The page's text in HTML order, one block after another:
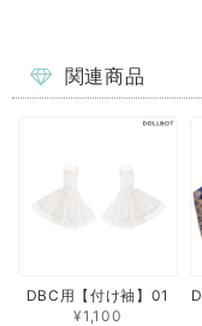
関連商品
DBC用【付け袖】01
¥1,100